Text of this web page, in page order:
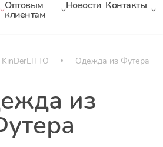
Оптовым
клиентам
Новости Контакты
Одежда из Футера
из